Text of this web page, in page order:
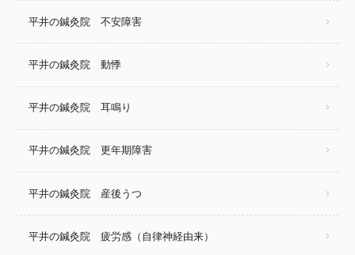
平井の鍼灸院 不安障害
平井の鍼灸院 動悸
平井の鍼灸院 耳鳴り
平井の鍼灸院 更年期障害
平井の鍼灸院 産後うつ
平井の鍼灸院 疲労感（自律神経由来）